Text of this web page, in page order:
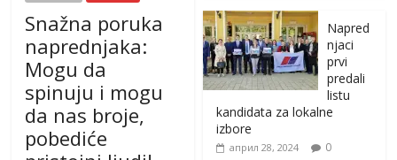
Snažna poruka
naprednjaka:
Mogu da
spinuju i mogu
da nas broje,
pobediće
Napred
njaci
prvi
predali
listu
kandidata za lokalne
izbore
април 28, 2024 0